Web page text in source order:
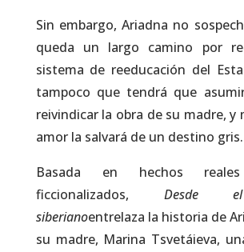
Sin embargo, Ariadna no
queda un largo camino por
sistema de reeducación del
tampoco que tendrá que
reivindicar la obra de su madre, y
amor la salvará de un destino gris.
Basada en hechos
ficcionalizados, Desde
siberianoentrelaza la historia de
su madre, Marina Tsvetáieva,